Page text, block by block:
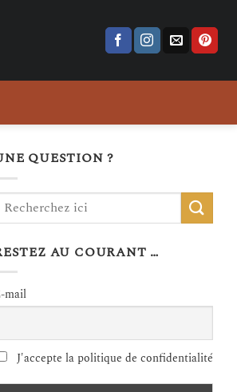
QUESTION ?
AU COURANT …
mail
J'accepte la politique de confidentialité